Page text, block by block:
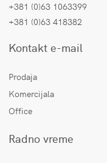
+381 (0)63 1063399
+381 (0)63 418382
Kontakt e-mail
Prodaja
Komercijala
Office
Radno vreme